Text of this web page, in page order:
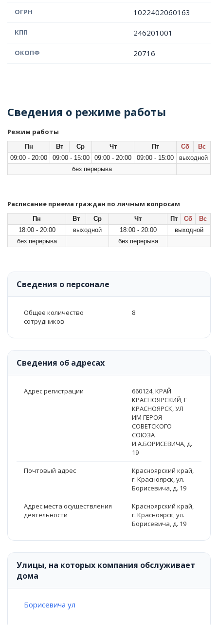
ОГРН 1022402060163
КПП 246201001
ОКОПФ 20716
Сведения о режиме работы
Режим работы
Пн Вт Ср Чт Пт Сб
Вс
09:00 - 20:00
09:00 - 15:00 09:00 - 20:00 09:00 - 15:00
выходной
без перерыва
Расписание приема граждан по личным вопросам
Пн Вт Ср Чт Пт Сб
Вс
18:00 - 20:00
выходной 18:00 - 20:00
выходной
без перерыва
без перерыва
Сведения о персонале
Общее количество
сотрудников
8
Сведения об адресах
Адрес регистрации
660124, КРАЙ
КРАСНОЯРСКИЙ, Г
КРАСНОЯРСК, УЛ
ИМ ГЕРОЯ
СОВЕТСКОГО
СОЮЗА
И.А.БОРИСЕВИЧА, д.
19
Почтовый адрес
Красноярский край,
г. Красноярск, ул.
Борисевича, д. 19
Адрес места осуществления
деятельности
Красноярский край,
г. Красноярск, ул.
Борисевича, д. 19
Улицы, на которых компания обслуживает
дома
Борисевича ул